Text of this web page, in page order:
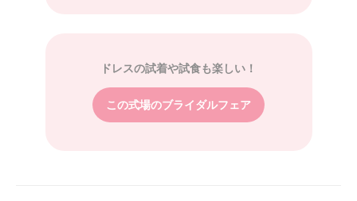
ドレスの試着や試食も楽しい！
この式場のブライダルフェア